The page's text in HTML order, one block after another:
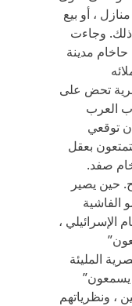
، أو بيع
ذلك. وجاءت
مدينة
تحض على
العرب
توقعي
بعقل
صفد.
حين يصير
الفاشية
الإسرائيلي ،
المليئة
يسمعون”
، ونظرياتهم